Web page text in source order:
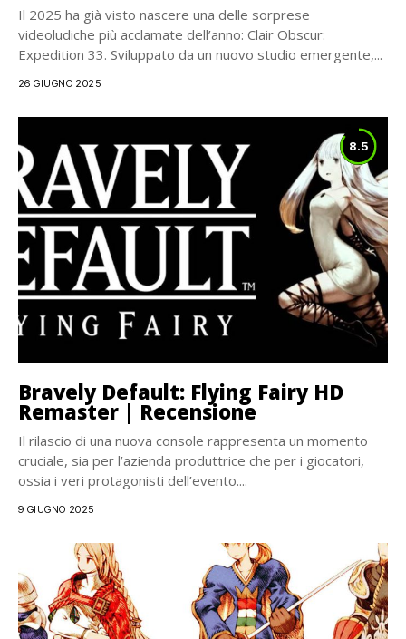
Il 2025 ha già visto nascere una delle sorprese
videoludiche più acclamate dell’anno: Clair Obscur:
Expedition 33. Sviluppato da un nuovo studio emergente,...
26 GIUGNO 2025
8.5
Bravely Default: Flying Fairy HD
Remaster | Recensione
Il rilascio di una nuova console rappresenta un momento
cruciale, sia per l’azienda produttrice che per i giocatori,
ossia i veri protagonisti dell’evento....
9 GIUGNO 2025